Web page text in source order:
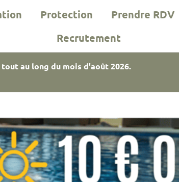
Protection
Prendre RDV
Recrutement
au long du mois d'août 2026.